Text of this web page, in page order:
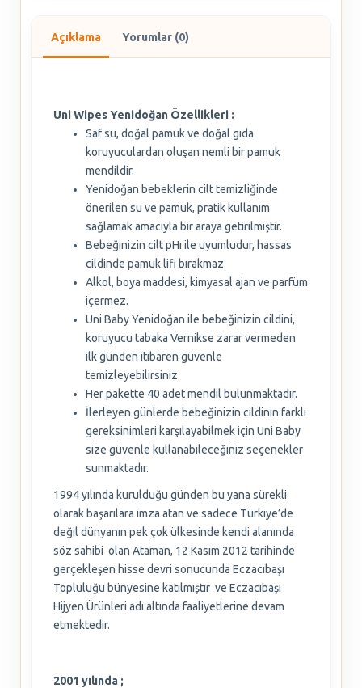
Açıklama Yorumlar (0)
Uni Wipes Yenidoğan Özellikleri :
Saf su, doğal pamuk ve doğal gıda
koruyuculardan oluşan nemli bir pamuk
mendildir.
Yenidoğan bebeklerin cilt temizliğinde
önerilen su ve pamuk, pratik kullanım
sağlamak amacıyla bir araya getirilmiştir.
Bebeğinizin cilt pHı ile uyumludur, hassas
cildinde pamuk lifi bırakmaz.
Alkol, boya maddesi, kimyasal ajan ve parfüm
içermez.
Uni Baby Yenidoğan ile bebeğinizin cildini,
koruyucu tabaka Vernikse zarar vermeden
ilk günden itibaren güvenle
temizleyebilirsiniz.
Her pakette 40 adet mendil bulunmaktadır.
İlerleyen günlerde bebeğinizin cildinin farklı
gereksinimleri karşılayabilmek için Uni Baby
size güvenle kullanabileceğiniz seçenekler
sunmaktadır.
1994 yılında kurulduğu günden bu yana sürekli
olarak başarılara imza atan ve sadece Türkiye’de
değil dünyanın pek çok ülkesinde kendi alanında
söz sahibi olan Ataman, 12 Kasım 2012 tarihinde
gerçekleşen hisse devri sonucunda Eczacıbaşı
Topluluğu bünyesine katılmıştır ve Eczacıbaşı
Hijyen Ürünleri adı altında faaliyetlerine devam
etmektedir.
2001 yılında ;